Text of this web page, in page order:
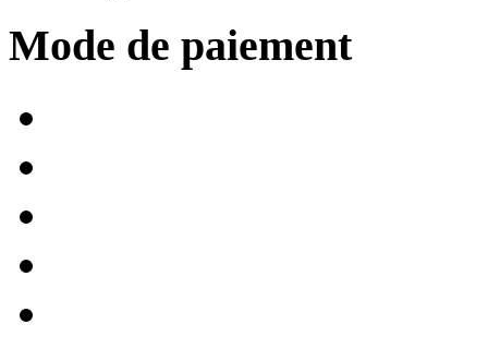
Mode de paiement